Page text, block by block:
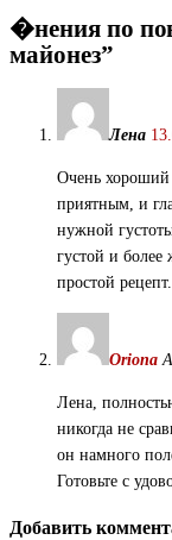
�нения по
майонез”
Лена
Очень хороший
приятным, и
нужной
густой и
простой рецепт.
Oriona
Лена,
никогда не
он намного
Готовьте с
Добавить